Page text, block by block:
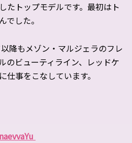
たトップモデルです。最初はト
でした。
降もメゾン・マルジェラのフレ
のビューティライン、レッドケ
仕事をこなしています。